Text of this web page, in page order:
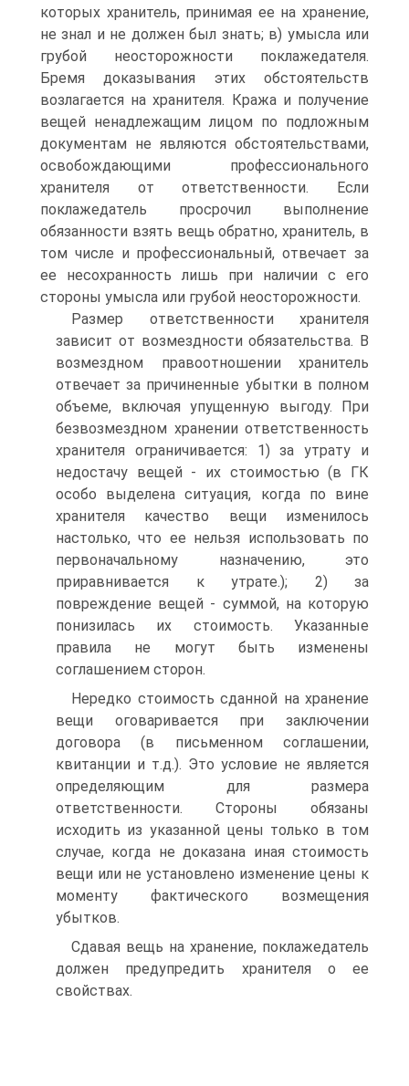
которых хранитель, принимая ее на хранение,
не знал и не должен был знать; в) умысла или
грубой неосторожности поклажедателя.
Бремя доказывания этих обстоятельств
возлагается на хранителя. Кража и получение
вещей ненадлежащим лицом по подложным
документам не являются обстоятельствами,
освобождающими профессионального
хранителя от ответственности. Если
поклажедатель просрочил выполнение
обязанности взять вещь обратно, хранитель, в
том числе и профессиональный, отвечает за
ее несохранность лишь при наличии с его
стороны умысла или грубой неосторожности.
Размер ответственности хранителя
зависит от возмездности обязательства. В
возмездном правоотношении хранитель
отвечает за причиненные убытки в полном
объеме, включая упущенную выгоду. При
безвозмездном хранении ответственность
хранителя ограничивается: 1) за утрату и
недостачу вещей - их стоимостью (в ГК
особо выделена ситуация, когда по вине
хранителя качество вещи изменилось
настолько, что ее нельзя использовать по
первоначальному назначению, это
приравнивается к утрате.); 2) за
повреждение вещей - суммой, на которую
понизилась их стоимость. Указанные
правила не могут быть изменены
соглашением сторон.
Нередко стоимость сданной на хранение
вещи оговаривается при заключении
договора (в письменном соглашении,
квитанции и т.д.). Это условие не является
определяющим для размера
ответственности. Стороны обязаны
исходить из указанной цены только в том
случае, когда не доказана иная стоимость
вещи или не установлено изменение цены к
моменту фактического возмещения
убытков.
Сдавая вещь на хранение, поклажедатель
должен предупредить хранителя о ее
свойствах.